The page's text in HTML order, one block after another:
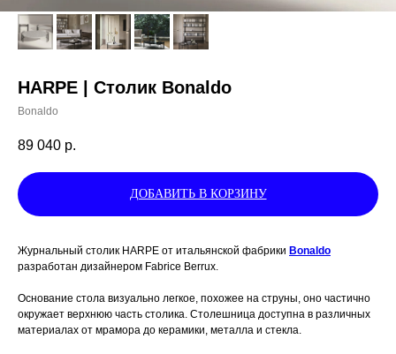
HARPE | Столик Bonaldo
Bonaldo
89 040 р.
ДОБАВИТЬ В КОРЗИНУ
Журнальный столик HARPE от итальянской фабрики Bonaldo
разработан дизайнером Fabrice Berrux.
Основание стола визуально легкое, похожее на струны, оно частично
окружает верхнюю часть столика. Столешница доступна в различных
материалах от мрамора до керамики, металла и стекла.